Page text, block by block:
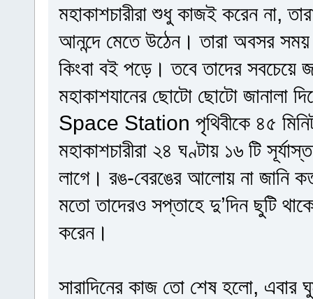
মহাকাশচারীরা শুধু কাজই করেন না,
আনন্দে মেতে উঠেন। তারা অবসর সময়
কিংবা বই পড়ে। তবে তাদের সবচেয়ে
মহাকাশযানের ছোটো ছোটো জানালা
Space Station পৃথিবীকে ৪৫
মহাকাশচারীরা ২৪ ঘণ্টায় ১৬ টি
লাগে। রঙ-বেরঙের আলোয় না জানি
মতো তাদেরও সপ্তাহে দু’দিন ছুটি
করেন।
সারাদিনের কাজ তো শেষ হলো, এবার